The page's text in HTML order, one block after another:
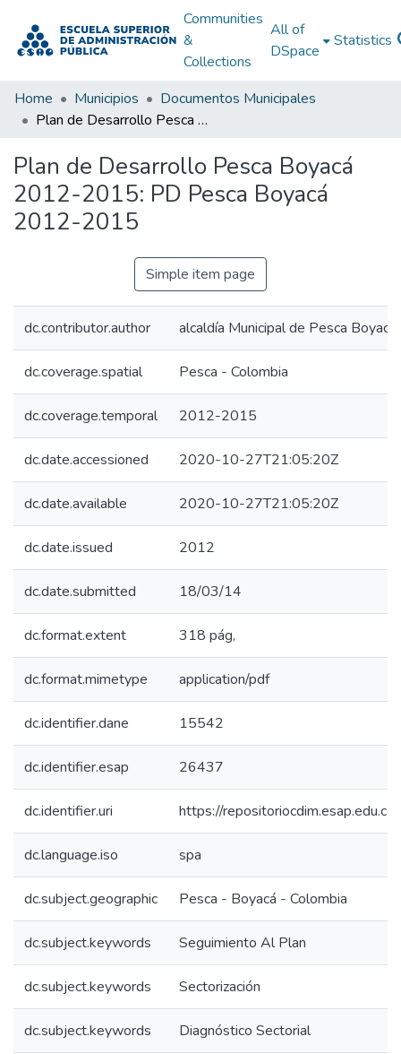
Communities
&
Collections
All of
DSpace
Statistics
Home Municipios
Documentos Municipales
Plan de Desarrollo Pesca Boyacá 2012-2015: PD Pesca Boyacá 2012-2015
Plan de Desarrollo Pesca Boyacá
2012-2015: PD Pesca Boyacá
2012-2015
Simple item page
dc.contributor.author alcaldía Municipal de Pesca Boyacá
dc.coverage.spatial Pesca - Colombia
dc.coverage.temporal 2012-2015
dc.date.accessioned 2020-10-27T21:05:20Z
dc.date.available 2020-10-27T21:05:20Z
dc.date.issued 2012
dc.date.submitted 18/03/14
dc.format.extent 318 pág,
dc.format.mimetype application/pdf
dc.identifier.dane 15542
dc.identifier.esap 26437
dc.identifier.uri https://
dc.language.iso spa
dc.subject.geographic Pesca - Boyacá - Colombia
dc.subject.keywords Seguimiento Al Plan
dc.subject.keywords Sectorización
dc.subject.keywords Diagnóstico Sectorial